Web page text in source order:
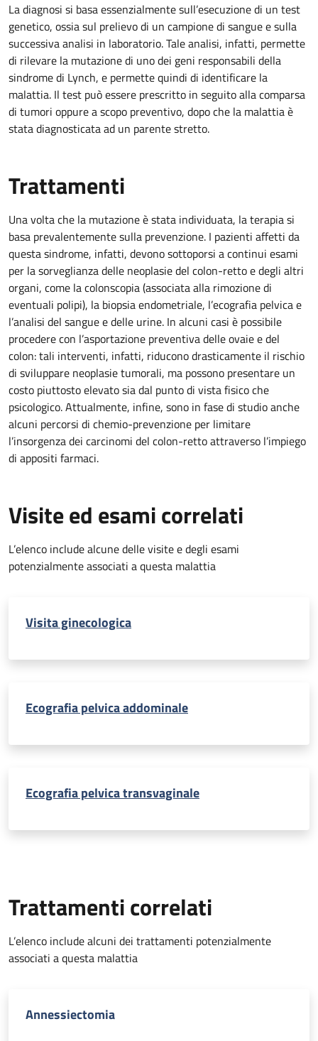
La diagnosi si basa essenzialmente sull’esecuzione di un test
genetico, ossia sul prelievo di un campione di sangue e sulla
successiva analisi in laboratorio. Tale analisi, infatti, permette
di rilevare la mutazione di uno dei geni responsabili della
sindrome di Lynch, e permette quindi di identificare la
malattia. Il test può essere prescritto in seguito alla comparsa
di tumori oppure a scopo preventivo, dopo che la malattia è
stata diagnosticata ad un parente stretto.
Trattamenti
Una volta che la mutazione è stata individuata, la terapia si
basa prevalentemente sulla prevenzione. I pazienti affetti da
questa sindrome, infatti, devono sottoporsi a continui esami
per la sorveglianza delle neoplasie del colon-retto e degli altri
organi, come la colonscopia (associata alla rimozione di
eventuali polipi), la biopsia endometriale, l’ecografia pelvica e
l’analisi del sangue e delle urine. In alcuni casi è possibile
procedere con l’asportazione preventiva delle ovaie e del
colon: tali interventi, infatti, riducono drasticamente il rischio
di sviluppare neoplasie tumorali, ma possono presentare un
costo piuttosto elevato sia dal punto di vista fisico che
psicologico. Attualmente, infine, sono in fase di studio anche
alcuni percorsi di chemio-prevenzione per limitare
l’insorgenza dei carcinomi del colon-retto attraverso l’impiego
di appositi farmaci.
Visite ed esami correlati
L’elenco include alcune delle visite e degli esami
potenzialmente associati a questa malattia
Visita ginecologica
Ecografia pelvica addominale
Ecografia pelvica transvaginale
Trattamenti correlati
L’elenco include alcuni dei trattamenti potenzialmente
associati a questa malattia
Annessiectomia